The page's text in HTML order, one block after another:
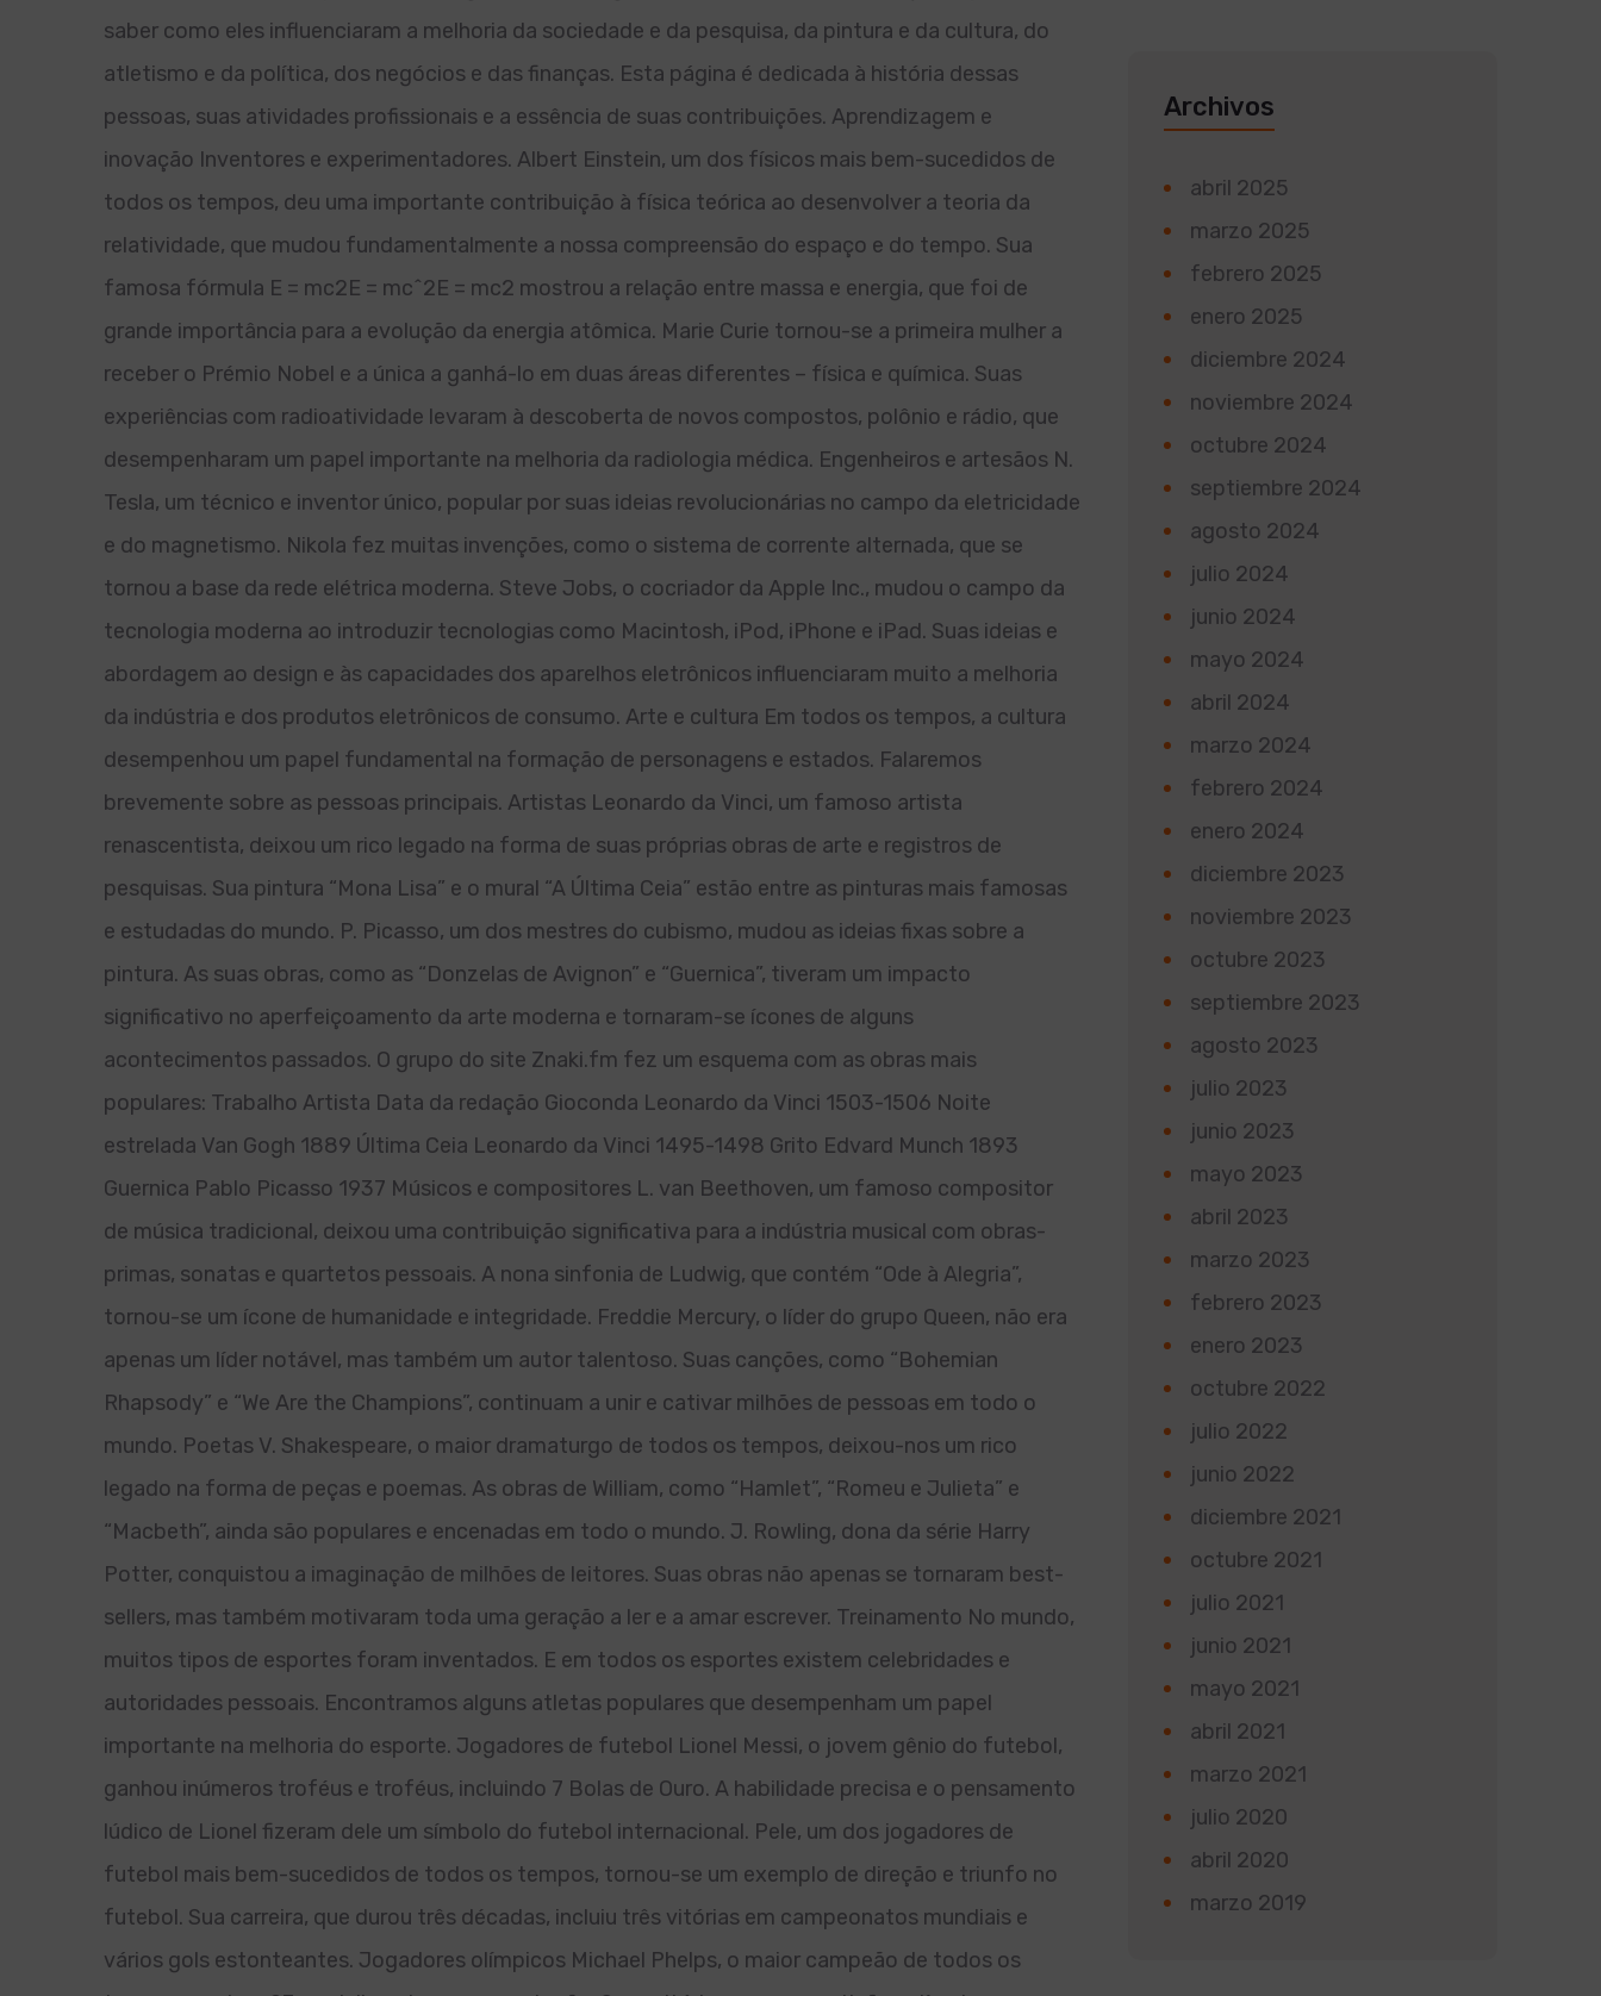
saber como eles influenciaram a melhoria da sociedade e da pesquisa, da pintura e da cultura, do
atletismo e da política, dos negócios e das finanças. Esta página é dedicada à história dessas
pessoas, suas atividades profissionais e a essência de suas contribuições. Aprendizagem e
inovação Inventores e experimentadores. Albert Einstein, um dos físicos mais bem-sucedidos de
todos os tempos, deu uma importante contribuição à física teórica ao desenvolver a teoria da
relatividade, que mudou fundamentalmente a nossa compreensão do espaço e do tempo. Sua
famosa fórmula E = mc2E = mc^2E = mc2 mostrou a relação entre massa e energia, que foi de
grande importância para a evolução da energia atômica. Marie Curie tornou-se a primeira mulher a
receber o Prémio Nobel e a única a ganhá-lo em duas áreas diferentes – física e química. Suas
experiências com radioatividade levaram à descoberta de novos compostos, polônio e rádio, que
desempenharam um papel importante na melhoria da radiologia médica. Engenheiros e artesãos N.
Tesla, um técnico e inventor único, popular por suas ideias revolucionárias no campo da eletricidade
e do magnetismo. Nikola fez muitas invenções, como o sistema de corrente alternada, que se
tornou a base da rede elétrica moderna. Steve Jobs, o cocriador da Apple Inc., mudou o campo da
tecnologia moderna ao introduzir tecnologias como Macintosh, iPod, iPhone e iPad. Suas ideias e
abordagem ao design e às capacidades dos aparelhos eletrônicos influenciaram muito a melhoria
da indústria e dos produtos eletrônicos de consumo. Arte e cultura Em todos os tempos, a cultura
desempenhou um papel fundamental na formação de personagens e estados. Falaremos
brevemente sobre as pessoas principais. Artistas Leonardo da Vinci, um famoso artista
renascentista, deixou um rico legado na forma de suas próprias obras de arte e registros de
pesquisas. Sua pintura “Mona Lisa” e o mural “A Última Ceia” estão entre as pinturas mais famosas
e estudadas do mundo. P. Picasso, um dos mestres do cubismo, mudou as ideias fixas sobre a
pintura. As suas obras, como as “Donzelas de Avignon” e “Guernica”, tiveram um impacto
significativo no aperfeiçoamento da arte moderna e tornaram-se ícones de alguns
acontecimentos passados. O grupo do site Znaki.fm fez um esquema com as obras mais
populares: Trabalho Artista Data da redação Gioconda Leonardo da Vinci 1503-1506 Noite
estrelada Van Gogh 1889 Última Ceia Leonardo da Vinci 1495-1498 Grito Edvard Munch 1893
Guernica Pablo Picasso 1937 Músicos e compositores L. van Beethoven, um famoso compositor
de música tradicional, deixou uma contribuição significativa para a indústria musical com obras-
primas, sonatas e quartetos pessoais. A nona sinfonia de Ludwig, que contém “Ode à Alegria”,
tornou-se um ícone de humanidade e integridade. Freddie Mercury, o líder do grupo Queen, não era
apenas um líder notável, mas também um autor talentoso. Suas canções, como “Bohemian
Rhapsody” e “We Are the Champions”, continuam a unir e cativar milhões de pessoas em todo o
mundo. Poetas V. Shakespeare, o maior dramaturgo de todos os tempos, deixou-nos um rico
legado na forma de peças e poemas. As obras de William, como “Hamlet”, “Romeu e Julieta” e
“Macbeth”, ainda são populares e encenadas em todo o mundo. J. Rowling, dona da série Harry
Potter, conquistou a imaginação de milhões de leitores. Suas obras não apenas se tornaram best-
sellers, mas também motivaram toda uma geração a ler e a amar escrever. Treinamento No mundo,
muitos tipos de esportes foram inventados. E em todos os esportes existem celebridades e
autoridades pessoais. Encontramos alguns atletas populares que desempenham um papel
importante na melhoria do esporte. Jogadores de futebol Lionel Messi, o jovem gênio do futebol,
ganhou inúmeros troféus e troféus, incluindo 7 Bolas de Ouro. A habilidade precisa e o pensamento
lúdico de Lionel fizeram dele um símbolo do futebol internacional. Pele, um dos jogadores de
futebol mais bem-sucedidos de todos os tempos, tornou-se um exemplo de direção e triunfo no
futebol. Sua carreira, que durou três décadas, incluiu três vitórias em campeonatos mundiais e
vários gols estonteantes. Jogadores olímpicos Michael Phelps, o maior campeão de todos os
Archivos
abril 2025
marzo 2025
febrero 2025
enero 2025
diciembre 2024
noviembre 2024
octubre 2024
septiembre 2024
agosto 2024
julio 2024
junio 2024
mayo 2024
abril 2024
marzo 2024
febrero 2024
enero 2024
diciembre 2023
noviembre 2023
octubre 2023
septiembre 2023
agosto 2023
julio 2023
junio 2023
mayo 2023
abril 2023
marzo 2023
febrero 2023
enero 2023
octubre 2022
julio 2022
junio 2022
diciembre 2021
octubre 2021
julio 2021
junio 2021
mayo 2021
abril 2021
marzo 2021
julio 2020
abril 2020
marzo 2019